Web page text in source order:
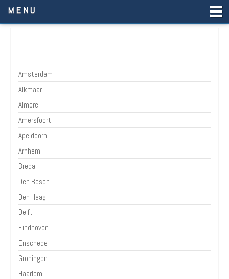
MENU
Amsterdam
Alkmaar
Almere
Amersfoort
Apeldoorn
Arnhem
Breda
Den Bosch
Den Haag
Delft
Eindhoven
Enschede
Groningen
Haarlem